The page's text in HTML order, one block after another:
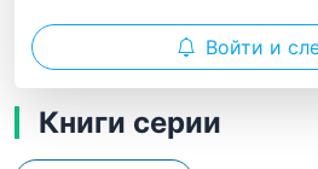
Войти и
Книги серии